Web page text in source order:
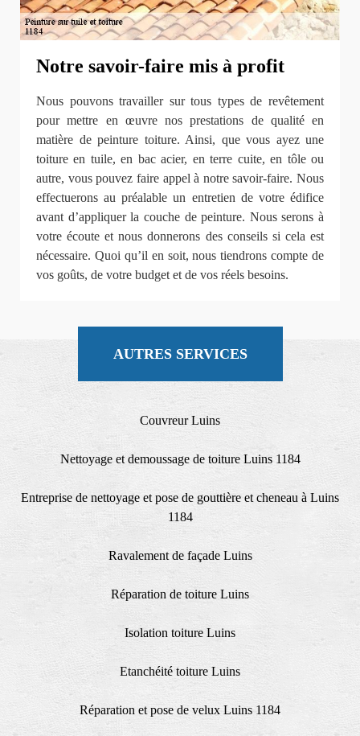
Notre savoir-faire mis à profit
Nous pouvons travailler sur tous types de revêtement
pour mettre en œuvre nos prestations de qualité en
matière de peinture toiture. Ainsi, que vous ayez une
toiture en tuile, en bac acier, en terre cuite, en tôle ou
autre, vous pouvez faire appel à notre savoir-faire. Nous
effectuerons au préalable un entretien de votre édifice
avant d’appliquer la couche de peinture. Nous serons à
votre écoute et nous donnerons des conseils si cela est
nécessaire. Quoi qu’il en soit, nous tiendrons compte de
vos goûts, de votre budget et de vos réels besoins.
AUTRES SERVICES
Couvreur Luins
Nettoyage et demoussage de toiture Luins 1184
Entreprise de nettoyage et pose de gouttière et cheneau à Luins
1184
Ravalement de façade Luins
Réparation de toiture Luins
Isolation toiture Luins
Etanchéité toiture Luins
Réparation et pose de velux Luins 1184